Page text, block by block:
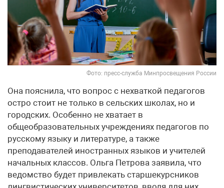
Фото: пресс-служба Минпросвещения России
Она пояснила, что вопрос с нехваткой педагогов
остро стоит не только в сельских школах, но и
городских. Особенно не хватает в
общеобразовательных учреждениях педагогов по
русскому языку и литературе, а также
преподавателей иностранных языков и учителей
начальных классов. Ольга Петрова заявила, что
ведомство будет привлекать старшекурсников